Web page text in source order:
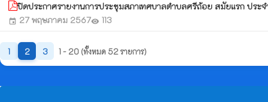
ปิดประกาศรายงานการประชุมสภาเทศบาลตำบลศรีถ้อย สมัยแรก ปร
event 27 พฤษภาคม 2567visibility 113
1 2 3 1 - 20 (ทั้งหมด 52 รายการ)